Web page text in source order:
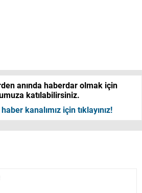
anında haberdar olmak için
katılabilirsiniz.
kanalımız için tıklayınız!